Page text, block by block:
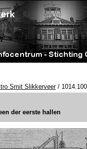
Smit Slikkerveer/
der eerste hallen